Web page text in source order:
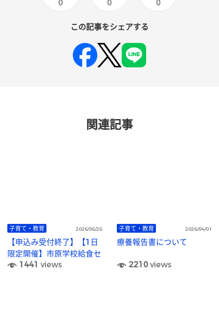
0 0 0
この記事をシェアする
関連記事
子育て・教育 2026/06/26
【申込み受付終了】【1日
限定開催】市原学校給食セ
ンター施設見学会（市原市
1441 views
子育て・教育 2026/04/01
療養報告書について
2210views